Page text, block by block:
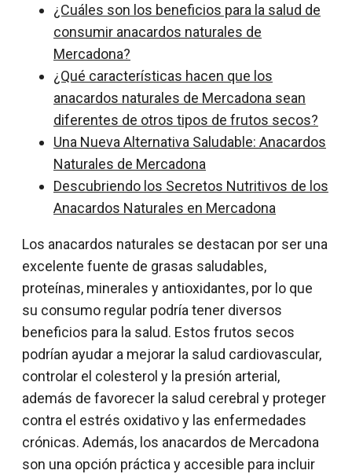
¿Cuáles son los beneficios para la salud de
consumir anacardos naturales de
Mercadona?
¿Qué características hacen que los
anacardos naturales de Mercadona sean
diferentes de otros tipos de frutos secos?
Una Nueva Alternativa Saludable: Anacardos
Naturales de Mercadona
Descubriendo los Secretos Nutritivos de los
Anacardos Naturales en Mercadona
Los anacardos naturales se destacan por ser una
excelente fuente de grasas saludables,
proteínas, minerales y antioxidantes, por lo que
su consumo regular podría tener diversos
beneficios para la salud. Estos frutos secos
podrían ayudar a mejorar la salud cardiovascular,
controlar el colesterol y la presión arterial,
además de favorecer la salud cerebral y proteger
contra el estrés oxidativo y las enfermedades
crónicas. Además, los anacardos de Mercadona
son una opción práctica y accesible para incluir